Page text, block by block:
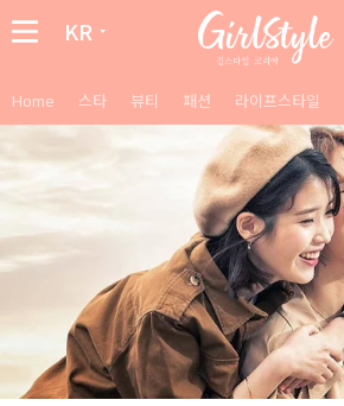
KR
Home 스타 뷰티 패션 라이프스타일